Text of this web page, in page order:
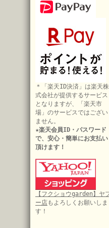
＊「楽天ID決済」は楽天株
式会社が提供するサービス
となりますが、「楽天市
場」のサービスではござい
ません。
★楽天会員ID・パスワード
で、安心・簡単にお支払い
頂けます！
【フクショウgarden】ヤ
ー店もよろしくお願いしま
す！